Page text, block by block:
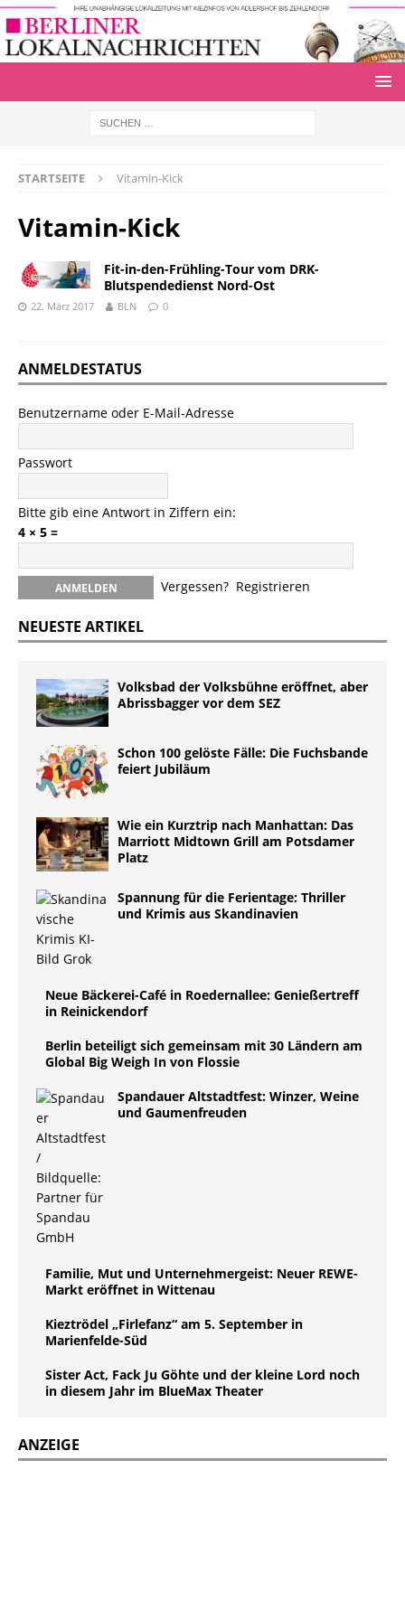
STARTSEITE Vitamin-Kick
Vitamin-Kick
Fit-in-den-Frühling-Tour vom DRK-
Blutspendedienst Nord-Ost
22. März 2017 BLN 0
ANMELDESTATUS
Benutzername oder E-Mail-Adresse
Passwort
Bitte gib eine Antwort in Ziffern ein:
4 × 5 =
Vergessen? Registrieren
NEUESTE ARTIKEL
Volksbad der Volksbühne eröffnet, aber
Abrissbagger vor dem SEZ
Schon 100 gelöste Fälle: Die Fuchsbande
feiert Jubiläum
Wie ein Kurztrip nach Manhattan: Das
Marriott Midtown Grill am Potsdamer
Platz
Spannung für die Ferientage: Thriller
und Krimis aus Skandinavien
Neue Bäckerei-Café in Roedernallee: Genießertreff
in Reinickendorf
Berlin beteiligt sich gemeinsam mit 30 Ländern am
Global Big Weigh In von Flossie
Spandauer Altstadtfest: Winzer, Weine
und Gaumenfreuden
Familie, Mut und Unternehmergeist: Neuer REWE-
Markt eröffnet in Wittenau
Kieztrödel „Firlefanz“ am 5. September in
Marienfelde-Süd
Sister Act, Fack Ju Göhte und der kleine Lord noch
in diesem Jahr im BlueMax Theater
ANZEIGE